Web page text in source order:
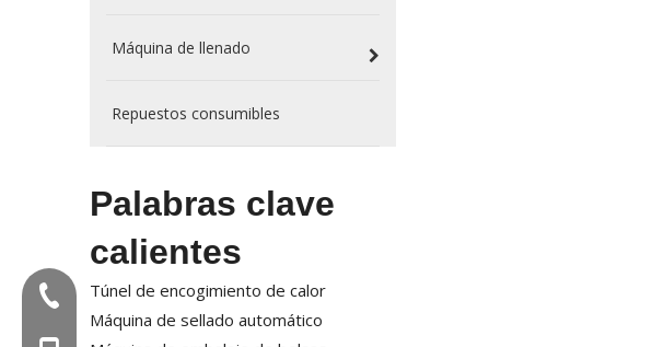
Máquina de llenado
Repuestos consumibles
Palabras clave
calientes
Túnel de encogimiento de calor
Máquina de sellado automático
Tel:+86-577-88627766